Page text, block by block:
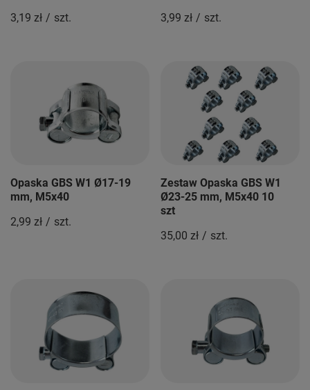
3,19 zł / szt.
3,99 zł / szt.
Opaska GBS W1 Ø17-19
mm, M5x40
2,99 zł / szt.
Zestaw Opaska GBS W1
Ø23-25 mm, M5x40 10
szt
35,00 zł / szt.